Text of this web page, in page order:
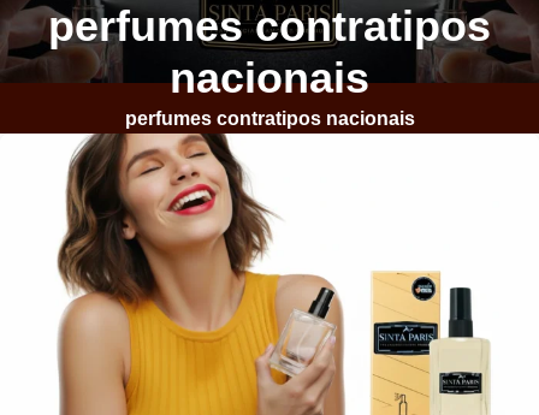
perfumes contratipos
nacionais
perfumes contratipos nacionais